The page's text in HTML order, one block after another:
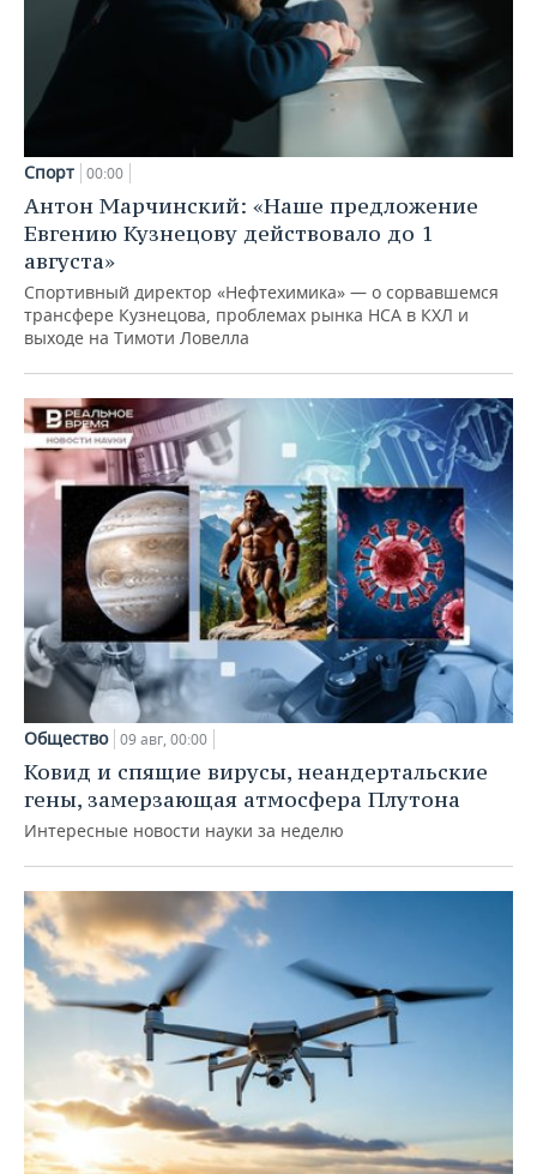
Спорт 00:00
Антон Марчинский: «Наше предложение
Евгению Кузнецову действовало до 1
августа»
Спортивный директор «Нефтехимика» — о сорвавшемся
трансфере Кузнецова, проблемах рынка НСА в КХЛ и
выходе на Тимоти Ловелла
Общество 09 авг, 00:00
Ковид и спящие вирусы, неандертальские
гены, замерзающая атмосфера Плутона
Интересные новости науки за неделю